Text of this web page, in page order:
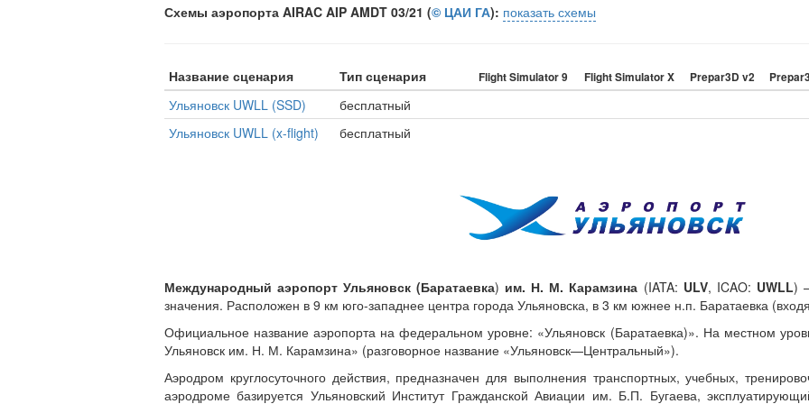
Схемы аэропорта AIRAC AIP AMDT 03/21 (© ЦАИ ГА): показать схемы
Название сценария Тип сценария Flight Simulator 9 Flight Simulator X Prepar3D v2
Ульяновск UWLL (SSD)
бесплатный
Ульяновск UWLL (x-flight)
бесплатный
Международный аэропорт Ульяновск (Баратаевка) им. Н. М. Карамзина (IATA: ULV, ICAO: UWLL)
значения. Расположен в 9 км юго-западнее центра города Ульяновска, в 3 км южнее н.п. Баратаевка
Официальное название аэропорта на федеральном уровне: «Ульяновск (Баратаевка)». На местном
Ульяновск им. Н. М. Карамзина» (разговорное название «Ульяновск—Центральный»).
Аэродром круглосуточного действия, предназначен для выполнения транспортных, учебных,
аэродроме базируется Ульяновский Институт Гражданской Авиации им. Б.П. Бугаева,